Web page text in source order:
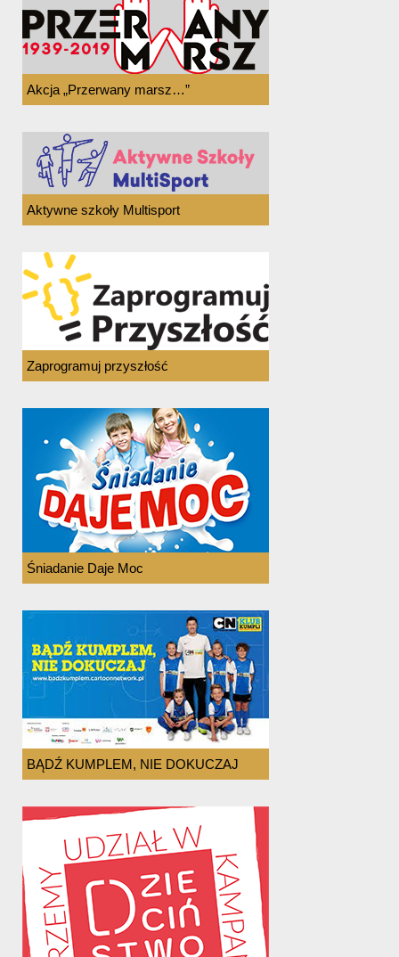
Akcja „Przerwany marsz…”
Aktywne szkoły Multisport
Zaprogramuj przyszłość
Śniadanie Daje Moc
BĄDŹ KUMPLEM, NIE DOKUCZAJ